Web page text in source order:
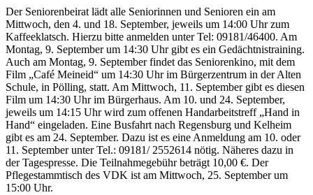
Der Seniorenbeirat lädt alle Seniorinnen und Senioren ein am
Mittwoch, den 4. und 18. September, jeweils um 14:00 Uhr zum
Kaffeeklatsch. Hierzu bitte anmelden unter Tel: 09181/46400. Am
Montag, 9. September um 14:30 Uhr gibt es ein Gedächtnistraining.
Auch am Montag, 9. September findet das Seniorenkino, mit dem
Film „Café Meineid“ um 14:30 Uhr im Bürgerzentrum in der Alten
Schule, in Pölling, statt. Am Mittwoch, 11. September gibt es diesen
Film um 14:30 Uhr im Bürgerhaus. Am 10. und 24. September,
jeweils um 14:15 Uhr wird zum offenen Handarbeitstreff „Hand in
Hand“ eingeladen. Eine Busfahrt nach Regensburg und Kelheim
gibt es am 24. September. Dazu ist es eine Anmeldung am 10. oder
11. September unter Tel.: 09181/ 2552614 nötig. Näheres dazu in
der Tagespresse. Die Teilnahmegebühr beträgt 10,00 €. Der
Pflegestammtisch des VDK ist am Mittwoch, 25. September um
15:00 Uhr.